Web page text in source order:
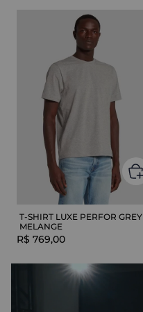
T-SHIRT LUXE PERFOR GREY
MELANGE
R$ 769,00